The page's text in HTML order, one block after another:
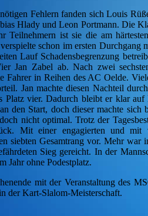
Fehlern fanden sich Louis
Hlady und Leon Portmann. Die
Teilnehmern ist sie die am
schon im ersten Durchgang
Lauf Schadensbegrenzung
Jan Zabel ab. Nach zwei
Fahrer in Reihen des AC Oelde.
Jan machte diesen Nachteil
vier. Dadurch bleibt er klar
Start, doch dieser machte sich
nicht optimal. Trotz der
Mit einer engagierten und mit
siebten Gesamtrang vor. Mehr war
Sieg gereicht. In der
Jahr ohne Podestplatz.
mit der Veranstaltung des
der Kart-Slalom-Meisterschaft.